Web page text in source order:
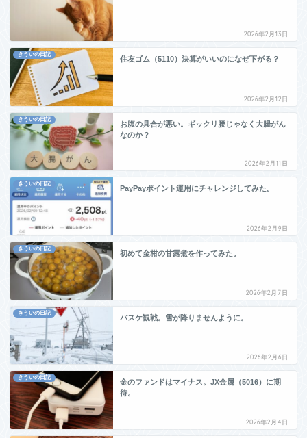
2026年2月13日
きういの日記
住友ゴム（5110）決算がいいのになぜ下がる？
2026年2月12日
きういの日記
お腹の具合が悪い。ギックリ腰じゃなく大腸がん
なのか？
2026年2月11日
きういの日記
PayPayポイント運用にチャレンジしてみた。
2026年2月9日
きういの日記
初めて金柑の甘露煮を作ってみた。
2026年2月7日
きういの日記
バスケ観戦。雪が降りませんように。
2026年2月6日
きういの日記
金のファンドはマイナス。JX金属（5016）に期
待。
2026年2月4日